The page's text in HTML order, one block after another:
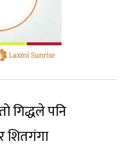
गिद्धले पनि
शितगंगा